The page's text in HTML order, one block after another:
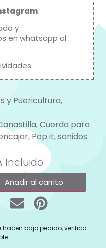
y
en whatsapp al
y Puericultura,
,Cuerda para
, Pop it,sonidos
Incluido
Añadir al carrito
hacen bajo pedido, verifica